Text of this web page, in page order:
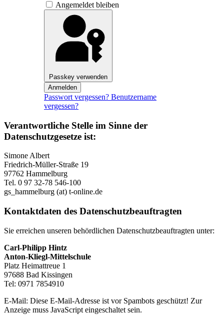
Angemeldet bleiben
Passkey verwenden
Anmelden
Passwort vergessen? Benutzername
vergessen?
Verantwortliche Stelle im Sinne der
Datenschutzgesetze ist:
Simone Albert
Friedrich-Müller-Straße 19
97762 Hammelburg
Tel. 0 97 32-78 546-100
gs_hammelburg (at) t-online.de
Kontaktdaten des Datenschutzbeauftragten
Sie erreichen unseren behördlichen Datenschutzbeauftragten unter:
Carl-Philipp Hintz
Anton-Kliegl-Mittelschule
Platz Heimattreue 1
97688 Bad Kissingen
Tel: 0971 7854910
E-Mail: Diese E-Mail-Adresse ist vor Spambots geschützt! Zur
Anzeige muss JavaScript eingeschaltet sein.